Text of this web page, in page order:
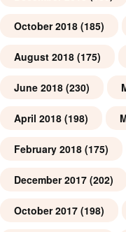
October 2018 (185)
August 2018 (175)
June 2018 (230)
April 2018 (198)
February 2018 (175)
December 2017 (202)
October 2017 (198)